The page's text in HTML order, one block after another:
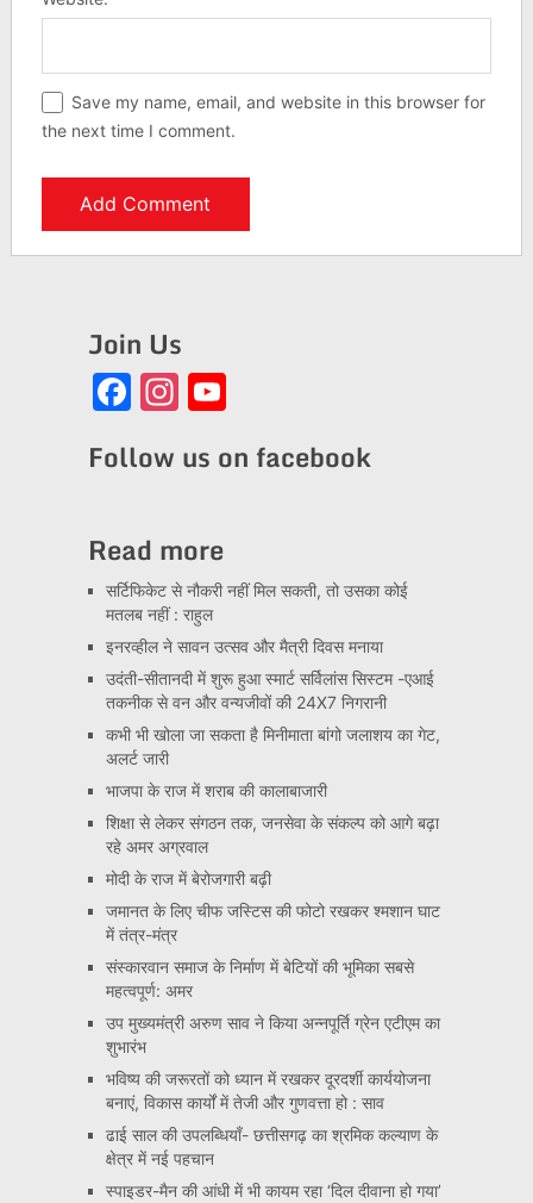
Save my name, email, and website in this browser for
the next time I comment.
Join Us
Facebook
Instagram
YouTube
Follow us on facebook
Read more
सर्टिफिकेट से नौकरी नहीं मिल सकती, तो उसका कोई
मतलब नहीं : राहुल
इनरव्हील ने सावन उत्सव और मैत्री दिवस मनाया
उदंती-सीतानदी में शुरू हुआ स्मार्ट सर्विलांस सिस्टम -एआई
तकनीक से वन और वन्यजीवों की 24X7 निगरानी
कभी भी खोला जा सकता है मिनीमाता बांगो जलाशय का गेट,
अलर्ट जारी
भाजपा के राज में शराब की कालाबाजारी
शिक्षा से लेकर संगठन तक, जनसेवा के संकल्प को आगे बढ़ा
रहे अमर अग्रवाल
मोदी के राज में बेरोजगारी बढ़ी
जमानत के लिए चीफ जस्टिस की फोटो रखकर श्मशान घाट
में तंत्र-मंत्र
संस्कारवान समाज के निर्माण में बेटियों की भूमिका सबसे
महत्वपूर्ण: अमर
उप मुख्यमंत्री अरुण साव ने किया अन्नपूर्ति ग्रेन एटीएम का
शुभारंभ
भविष्य की जरूरतों को ध्यान में रखकर दूरदर्शी कार्ययोजना
बनाएं, विकास कार्यों में तेजी और गुणवत्ता हो : साव
ढाई साल की उपलब्धियाँ- छत्तीसगढ़ का श्रमिक कल्याण के
क्षेत्र में नई पहचान
स्पाइडर-मैन की आंधी में भी कायम रहा ‘दिल दीवाना हो गया’